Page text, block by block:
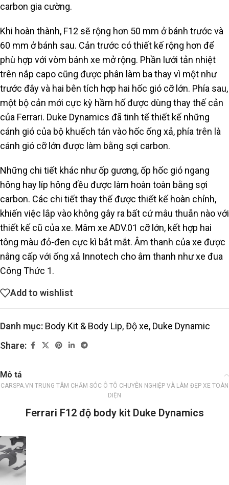
carbon gia cường.
Khi hoàn thành, F12 sẽ rộng hơn 50 mm ở bánh trước và
60 mm ở bánh sau. Cản trước có thiết kế rộng hơn để
phù hợp với vòm bánh xe mở rộng. Phần lưới tản nhiệt
trên nắp capo cũng được phân làm ba thay vì một như
trước đây và hai bên tích hợp hai hốc gió cỡ lớn. Phía sau,
một bộ cản mới cực kỳ hầm hố được dùng thay thế cản
của Ferrari. Duke Dynamics đã tinh tế thiết kế những
cánh gió của bộ khuếch tán vào hốc ống xả, phía trên là
cánh gió cỡ lớn được làm bằng sợi carbon.
Những chi tiết khác như ốp gương, ốp hốc gió ngang
hông hay líp hông đều được làm hoàn toàn bằng sợi
carbon. Các chi tiết thay thế được thiết kế hoàn chỉnh,
khiến việc lắp vào không gây ra bất cứ mâu thuẫn nào với
thiết kế cũ của xe. Mâm xe ADV.01 cỡ lớn, kết hợp hai
tông màu đỏ-đen cực kì bắt mắt. Âm thanh của xe được
nâng cấp với ống xả Innotech cho âm thanh như xe đua
Công Thức 1.
Add to wishlist
Danh mục: Body Kit & Body Lip,Độ xe, Duke Dynamic
Share:
Mô tả
CARSPA.VN TRUNG TÂM CHĂM SÓC Ô TÔ CHUYÊN NGHIỆP VÀ LÀM ĐẸP XE TOÀN
DIỆN
Ferrari F12 độ body kit Duke Dynamics